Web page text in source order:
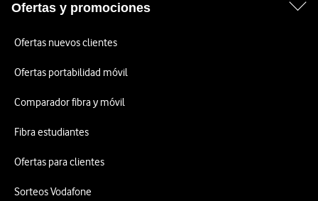
Ofertas y promociones
Ofertas nuevos clientes
Ofertas portabilidad móvil
Comparador fibra y móvil
Fibra estudiantes
Ofertas para clientes
Sorteos Vodafone